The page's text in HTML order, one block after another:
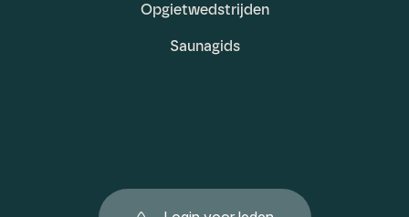
Opgietwedstrijden
Saunagids